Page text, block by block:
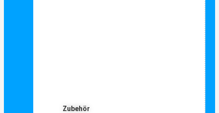
Zubehör